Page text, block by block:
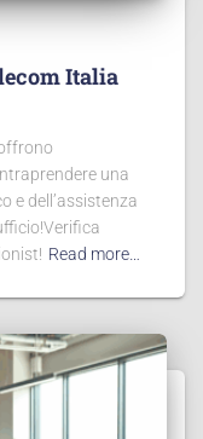
Italia
una
e dell’assistenza
Read more…